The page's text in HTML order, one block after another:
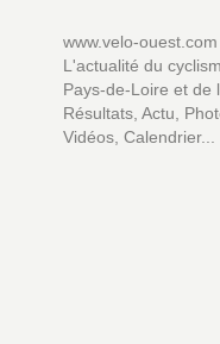
www.velo-ouest.com
L'actualité du
Pays-de-Loire et de
Résultats, Actu,
Vidéos, Calendrier...